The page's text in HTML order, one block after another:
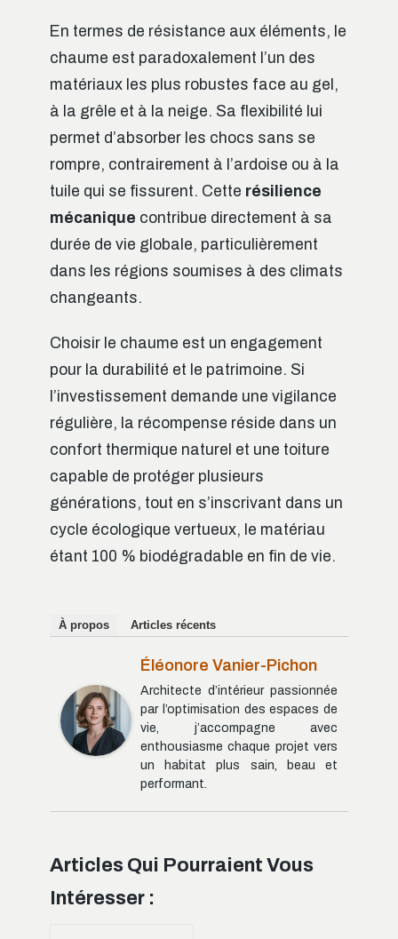
En termes de résistance aux éléments, le
chaume est paradoxalement l’un des
matériaux les plus robustes face au gel,
à la grêle et à la neige. Sa flexibilité lui
permet d’absorber les chocs sans se
rompre, contrairement à l’ardoise ou à la
tuile qui se fissurent. Cette résilience
mécanique contribue directement à sa
durée de vie globale, particulièrement
dans les régions soumises à des climats
changeants.
Choisir le chaume est un engagement
pour la durabilité et le patrimoine. Si
l’investissement demande une vigilance
régulière, la récompense réside dans un
confort thermique naturel et une toiture
capable de protéger plusieurs
générations, tout en s’inscrivant dans un
cycle écologique vertueux, le matériau
étant 100 % biodégradable en fin de vie.
À propos Articles récents
Éléonore Vanier-Pichon
Architecte d’intérieur passionnée
par l’optimisation des espaces de
vie, j’accompagne avec
enthousiasme chaque projet vers
un habitat plus sain, beau et
performant.
Articles Qui Pourraient Vous
Intéresser :